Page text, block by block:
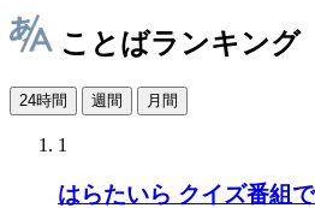
ことばランキング
24時間 週間 月間
1
はらたいら クイズ番組